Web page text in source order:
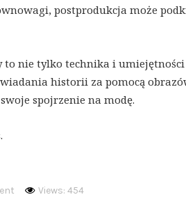
postprodukcja może
to nie tylko technika i
historii za pomocą
spojrzenie na modę.
Views: 454